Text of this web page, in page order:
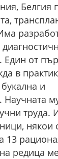
Белгия
от
в
и
Научната
труда.
някои
13
редица